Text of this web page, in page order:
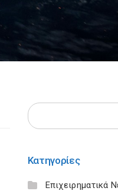
Κατηγορίες
Επιχειρηματικά